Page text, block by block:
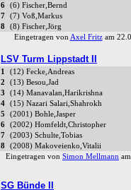
6
(6) Fischer,Bernd
7
(7) Voß,Markus
8
(8) Fischer,Jörg
Eingetragen vonAxel Fritzam
LSV Turm Lippstadt II
1 (12) Fecke,Andreas
2
(13) Besou,Jad
3
(14) Manavalan,Harikrishna
4
(15) Nazari Salari,Shahrokh
5
(2001) Bohle,Jasper
6
(2002) Homfeldt,Christopher
7
(2003) Schulte,Tobias
8
(2008) Makoveienko,Vitalii
Eingetragen von Simon Mellmann
SG Bünde II